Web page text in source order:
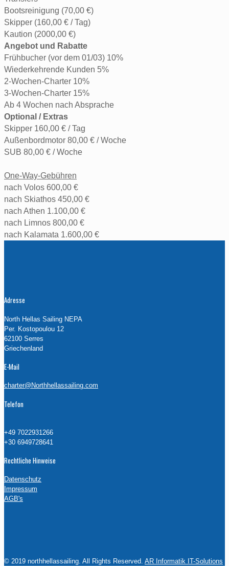
Bootsreinigung (70,00 €)
Skipper (160,00 € / Tag)
Kaution (2000,00 €)
Angebot und Rabatte
Frühbucher (vor dem 01/03) 10%
Wiederkehrende Kunden 5%
2-Wochen-Charter 10%
3-Wochen-Charter 15%
Ab 4 Wochen nach Absprache
Optional / Extras
Skipper 160,00 € / Tag
Außenbordmotor 80,00 € / Woche
SUB 80,00 € / Woche
One-Way-Gebühren
nach Volos 600,00 €
nach Skiathos 450,00 €
nach Athen 1.100,00 €
nach Limnos 800,00 €
nach Kalamata 1.600,00 €
Adresse
North Hellas Sailing NEPA
Per. Kostopoulou 12
62100 Serres
Griechenland
E-Mail
charter@Northhellassailing.com
Telefon
+49 7022931266
+30 6949728641
Rechtliche Hinweise
Datenschutz
Impressum
AGB's
© 2019 northhellassailing. All Rights Reserved. AR Informatik IT-Solutions